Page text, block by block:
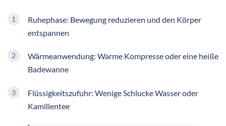
Ruhephase: Bewegung reduzieren und den Körper
entspannen
Wärmeanwendung: Warme Kompresse oder eine heiße
Badewanne
Flüssigkeitszufuhr: Wenige Schlucke Wasser oder
Kamillentee